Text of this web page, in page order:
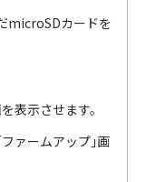
microSDカードを
示させます。
ァームアップ｣画